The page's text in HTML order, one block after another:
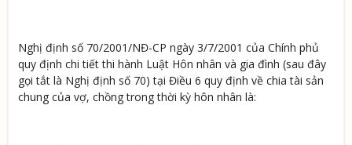
Nghị định số 70/2001/NĐ-CP ngày 3/7/2001 của Chính phủ
quy định chi tiết thi hành Luật Hôn nhân và gia đình (sau đây
gọi tắt là Nghị định số 70) tại Điều 6 quy định về chia tài sản
chung của vợ, chồng trong thời kỳ hôn nhân là: